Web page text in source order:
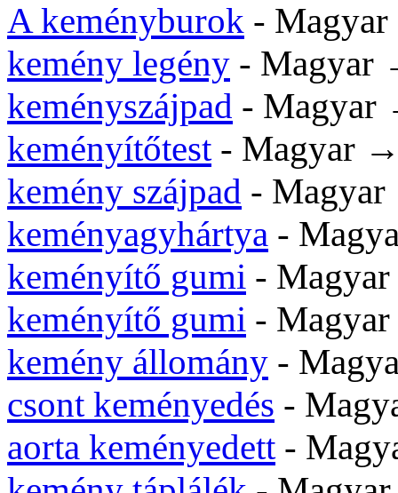
A keményburok -
kemény legény -
keményszájpad -
keményítőtest- Magyar
kemény szájpad -
keményagyhártya -
keményítő gumi -
keményítő gumi -
kemény állomány -
csont keményedés -
aorta keményedett-